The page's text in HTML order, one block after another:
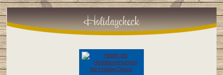
Holidaycheck